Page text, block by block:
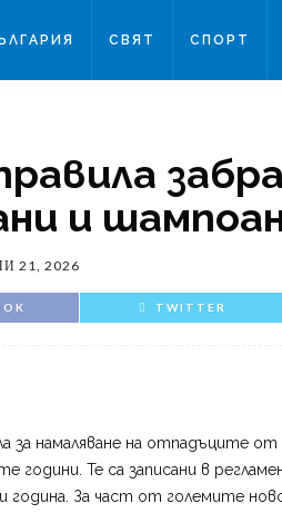
СВЯТ СПОРТ
и
21, 2026
TWITTER
за намаляване на отпадъците
години. Те са записани в
година. За част от големите